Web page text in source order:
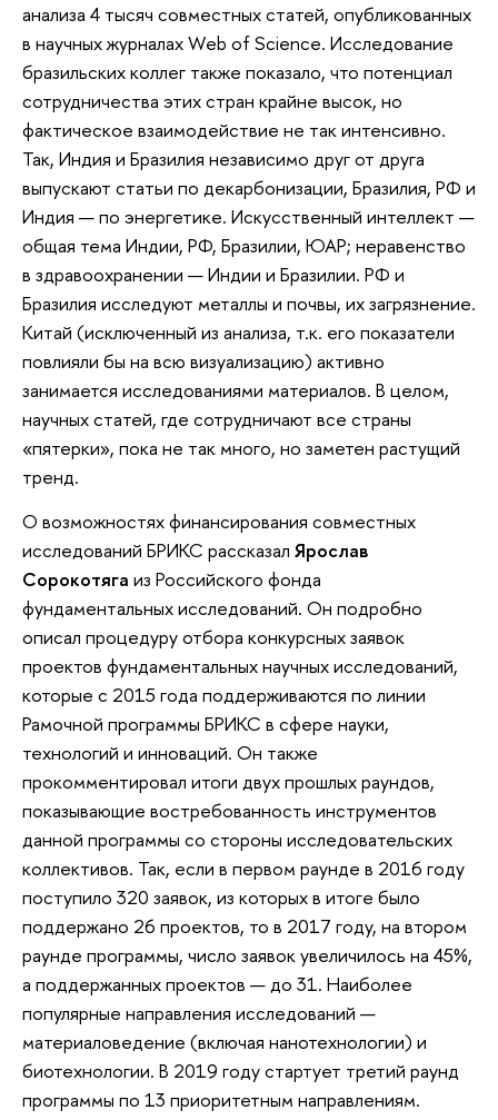
анализа 4 тысяч совместных статей, опубликованных
в научных журналах Web of Science. Исследование
бразильских коллег также показало, что потенциал
сотрудничества этих стран крайне высок, но
фактическое взаимодействие не так интенсивно.
Так, Индия и Бразилия независимо друг от друга
выпускают статьи по декарбонизации, Бразилия, РФ и
Индия — по энергетике. Искусственный интеллект —
общая тема Индии, РФ, Бразилии, ЮАР; неравенство
в здравоохранении — Индии и Бразилии. РФ и
Бразилия исследуют металлы и почвы, их загрязнение.
Китай (исключенный из анализа, т.к. его показатели
повлияли бы на всю визуализацию) активно
занимается исследованиями материалов. В целом,
научных статей, где сотрудничают все страны
«пятерки», пока не так много, но заметен растущий
тренд.
О возможностях финансирования совместных
исследований БРИКС рассказал Ярослав
Сорокотяга из Российского фонда
фундаментальных исследований. Он подробно
описал процедуру отбора конкурсных заявок
проектов фундаментальных научных исследований,
которые с 2015 года поддерживаются по линии
Рамочной программы БРИКС в сфере науки,
технологий и инноваций. Он также
прокомментировал итоги двух прошлых раундов,
показывающие востребованность инструментов
данной программы со стороны исследовательских
коллективов. Так, если в первом раунде в 2016 году
поступило 320 заявок, из которых в итоге было
поддержано 26 проектов, то в 2017 году, на втором
раунде программы, число заявок увеличилось на 45%,
а поддержанных проектов — до 31. Наиболее
популярные направления исследований —
материаловедение (включая нанотехнологии) и
биотехнологии. В 2019 году стартует третий раунд
программы по 13 приоритетным направлениям.